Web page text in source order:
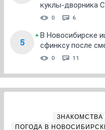
куклы-дворника
0 6
5
В Новосибирске
сфинксу после
0 11
ПОГОДА В